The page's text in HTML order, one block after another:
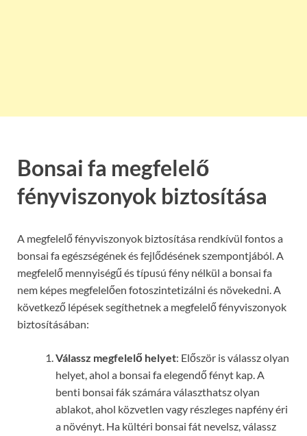
Bonsai fa megfelelő
fényviszonyok biztosítása
A megfelelő fényviszonyok biztosítása rendkívül fontos a
bonsai fa egészségének és fejlődésének szempontjából. A
megfelelő mennyiségű és típusú fény nélkül a bonsai fa
nem képes megfelelően fotoszintetizálni és növekedni. A
következő lépések segíthetnek a megfelelő fényviszonyok
biztosításában:
Válassz megfelelő helyet: Először is válassz olyan
helyet, ahol a bonsai fa elegendő fényt kap. A
benti bonsai fák számára választhatsz olyan
ablakot, ahol közvetlen vagy részleges napfény éri
a növényt. Ha kültéri bonsai fát nevelsz, válassz